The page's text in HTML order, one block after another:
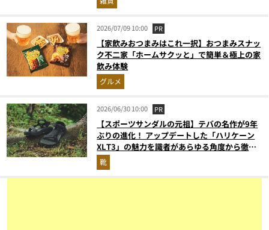
2026/07/09 10:00 PR
【家飲みおつまみはこれ一択】おつまみスナッ
ク不二家「ホームサクッと」で簡単＆極上の家
飲み体験
グルメ
2026/06/30 10:00 PR
【スポーツサンダルの元祖】テバの名作が9年
ぶりの進化！ アップデートした「ハリケーン
XLT3」の魅力を識者があらゆる角度から徹底
解説！
靴